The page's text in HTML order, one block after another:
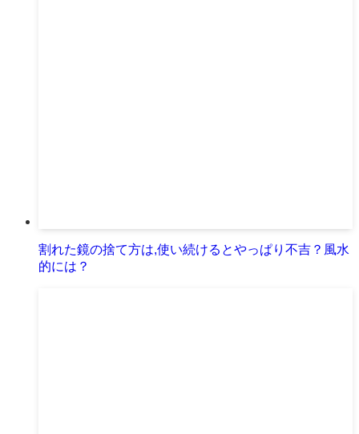
割れた鏡の捨て方は,使い続けるとやっぱり不吉？風水
的には？